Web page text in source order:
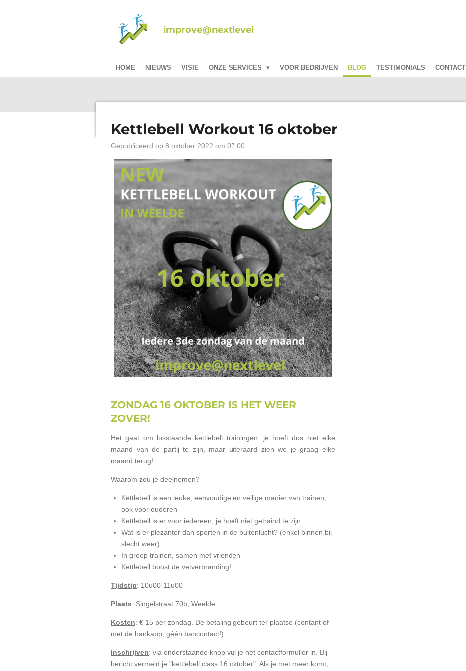
improve@nextlevel
HOME NIEUWS VISIE ONZE SERVICES VOOR BEDRIJVEN BLOG TESTIMONIALS CONTACT
Kettlebell Workout 16 oktober
Gepubliceerd op 8 oktober 2022 om 07:00
ZONDAG 16 OKTOBER IS HET WEER
ZOVER!
Het gaat om losstaande kettlebell trainingen: je hoeft dus niet elke
maand van de partij te zijn, maar uiteraard zien we je graag elke
maand terug!
Waarom zou je deelnemen?
Kettlebell is een leuke, eenvoudige en veilige manier van trainen,
ook voor ouderen
Kettlebell is er voor iedereen, je hoeft niet getraind te zijn
Wat is er plezanter dan sporten in de buitenlucht? (enkel binnen bij
slecht weer)
In groep trainen, samen met vrienden
Kettlebell boost de vetverbranding!
Tijdstip: 10u00-11u00
Plaats: Singelstraat 70b, Weelde
Kosten: € 15 per zondag. De betaling gebeurt ter plaatse (contant of
met de bankapp; géén bancontact!).
Inschrijven: via onderstaande knop vul je het contactformulier in. Bij
bericht vermeld je "kettlebell class 16 oktober". Als je met meer komt,